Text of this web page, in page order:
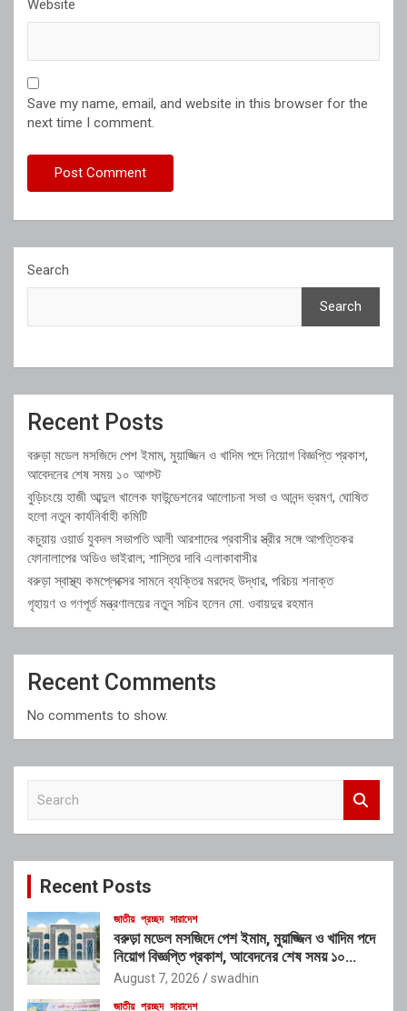
Website
Save my name, email, and website in this browser for the
next time I comment.
Search
Search
Recent Posts
বরুড়া মডেল মসজিদে পেশ ইমাম, মুয়াজ্জিন ও খাদিম পদে নিয়োগ বিজ্ঞপ্তি প্রকাশ,
আবেদনের শেষ সময় ১০ আগস্ট
বুড়িচংয়ে হাজী আব্দুল খালেক ফাউন্ডেশনের আলোচনা সভা ও আনন্দ ভ্রমণ, ঘোষিত
হলো নতুন কার্যনির্বাহী কমিটি
কচুয়ায় ওয়ার্ড যুবদল সভাপতি আলী আরশাদের প্রবাসীর স্ত্রীর সঙ্গে আপত্তিকর
ফোনালাপের অডিও ভাইরাল; শাস্তির দাবি এলাকাবাসীর
বরুড়া স্বাস্থ্য কমপ্লেক্সের সামনে ব্যক্তির মরদেহ উদ্ধার, পরিচয় শনাক্ত
গৃহায়ণ ও গণপূর্ত মন্ত্রণালয়ের নতুন সচিব হলেন মো. ওবায়দুর রহমান
Recent Comments
No comments to show.
c
Recent Posts
জাতীয় প্রচ্ছদ সারাদেশ
বরুড়া মডেল মসজিদে পেশ ইমাম, মুয়াজ্জিন ও খাদিম পদে
নিয়োগ বিজ্ঞপ্তি প্রকাশ, আবেদনের শেষ সময় ১০
আগস্ট
August 7, 2026 swadhin
জাতীয় প্রচ্ছদ সারাদেশ